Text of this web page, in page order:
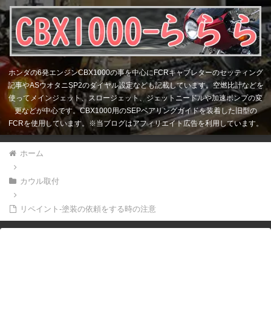
ホンダの6発エンジンCBX1000の事を中心にFCRキャブレターのセッティング
記事やASウオタニSP2のダイヤル設定なども記載しています。空燃比計などを
使ってメインジェット、スロージェット、ジェットニードルや加速ポンプの変
更などが中心です。CBX1000用のSEPベアリングガイドを装着した旧型の
FCRを使用しています。※当ブログはアフィリエイト広告を利用しています。
ホーム
カウル取付
リペイント-塗装の依頼をする時の注意